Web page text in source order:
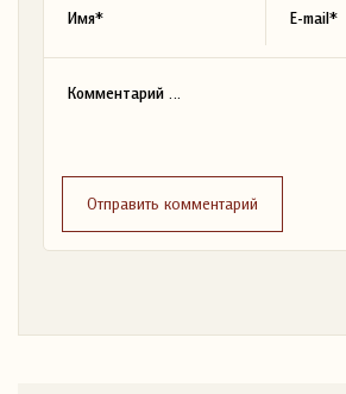
Отправить комментарий